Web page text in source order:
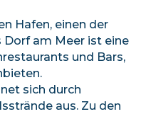
Hafen, einen der
Dorf am Meer ist eine
und Bars,
sich durch
aus. Zu den